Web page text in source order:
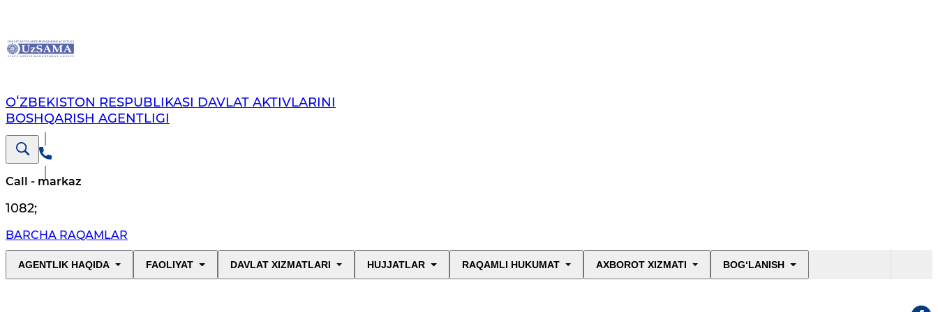
OʻZBEKISTON RESPUBLIKASI DAVLAT AKTIVLARINI
BOSHQARISH AGENTLIGI
Call - markaz
1082;
BARCHA RAQAMLAR
AGENTLIK HAQIDA FAOLIYAT DAVLAT XIZMATLARI HUJJATLAR RAQAMLI HUKUMAT AXBOROT XIZMATI BOG‘LANISH